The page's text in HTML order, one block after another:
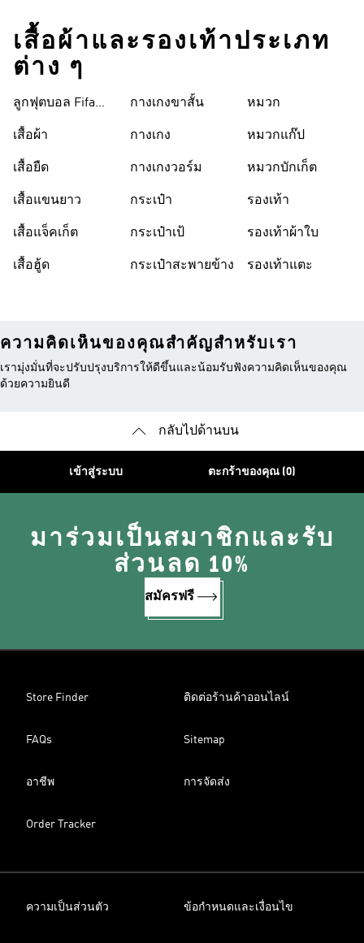
เสื้อผ้าและรองเท้าประเภท
ต่าง ๆ
ลูกฟุตบอล Fifa
เสื้อผ้า
เสื้อยืด
เสื้อแขนยาว
เสื้อแจ็คเก็ต
เสื้อฮู้ด
กางเกงขาสั้น
กางเกง
กางเกงวอร์ม
กระเป๋า
กระเป๋าเป้
กระเป๋าสะพายข้าง
หมวก
หมวกแก๊ป
หมวกบักเก็ต
รองเท้า
รองเท้าผ้าใบ
รองเท้าแตะ
ความคิดเห็นของคุณสำคัญสำหรับเรา
เรามุ่งมั่นที่จะปรับปรุงบริการให้ดีขึ้นและน้อมรับฟังความคิดเห็นของคุณ
ด้วยความยินดี
กลับไปด้านบน
เข้าสู่ระบบ ตะกร้าของคุณ (0)
มาร่วมเป็นสมาชิกและรับ
ส่วนลด 10%
สมัครฟรี
Store Finder ติดต่อร้านค้าออนไลน์
FAQs Sitemap
อาชีพ การจัดส่ง
Order Tracker
ความเป็นส่วนตัว ข้อกำหนดและเงื่อนไข